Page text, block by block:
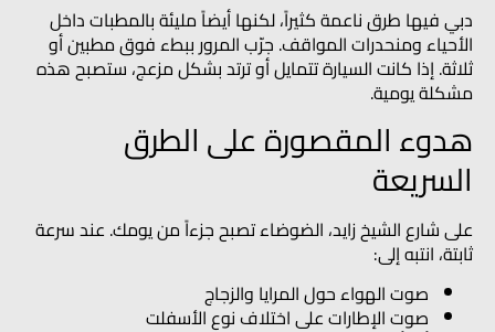
دبي فيها طرق ناعمة كثيراً، لكنها أيضاً مليئة بالمطبات داخل
الأحياء ومنحدرات المواقف. جرّب المرور ببطء فوق مطبين أو
ثلاثة. إذا كانت السيارة تتمايل أو ترتد بشكل مزعج، ستصبح هذه
مشكلة يومية.
هدوء المقصورة على الطرق
السريعة
على شارع الشيخ زايد، الضوضاء تصبح جزءاً من يومك. عند سرعة
ثابتة، انتبه إلى:
صوت الهواء حول المرايا والزجاج
صوت الإطارات على اختلاف نوع الأسفلت